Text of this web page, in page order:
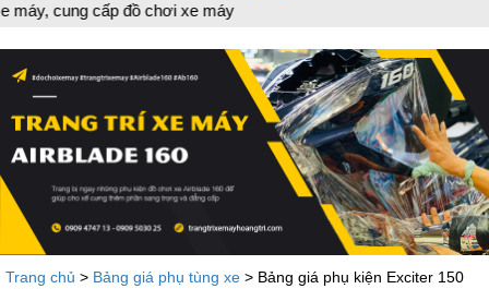
cấp đồ chơi xe máy
Trang chủ > Bảng giá phụ tùng xe > Bảng giá phụ kiện Exciter 150